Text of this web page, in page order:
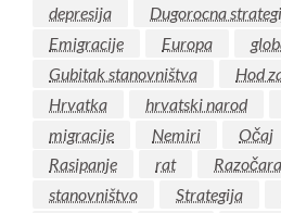
depresija
Dugorocna
Emigracije
Europa
Gubitak stanovništva
Hod
Hrvatka
hrvatski narod
migracije
Nemiri Očaj
Rasipanje
rat
stanovništvo
Strategija